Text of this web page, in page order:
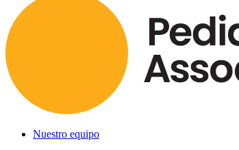
Nuestro equipo